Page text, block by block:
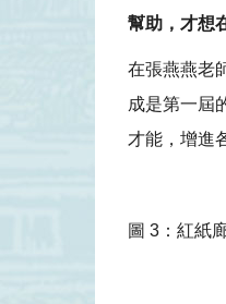
幫助，才想
在張燕燕老
成是第一屆
才能，增進
圖 3：紅紙